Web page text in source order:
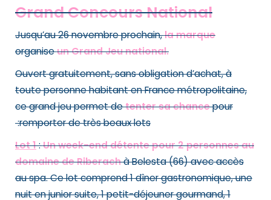
Grand Concours National
Jusqu’au 26 novembre prochain,la marque
organiseun Grand Jeu national.
Ouvert gratuitement, sans obligation d’achat, à
toute personne habitant en France métropolitaine,
ce grand jeu permet detenter sa chancepour
:remporter de très beaux lots
Lot 1:Un week-end détente pour 2 personnes au
domaine de Riberachà Belesta (66) avec accès
au spa. Ce lot comprend 1 dîner gastronomique, une
nuit en junior suite, 1 petit-déjeuner gourmand, 1